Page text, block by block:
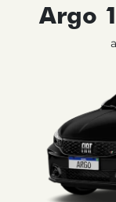
Argo